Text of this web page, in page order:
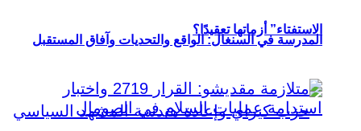
الاستفتاء” أزماتها تعقيدًا؟
المدرسة في السنغال: الواقع والتحديات وآفاق المستقبل